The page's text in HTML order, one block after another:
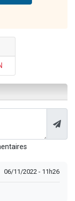
06/11/2022 - 11h26